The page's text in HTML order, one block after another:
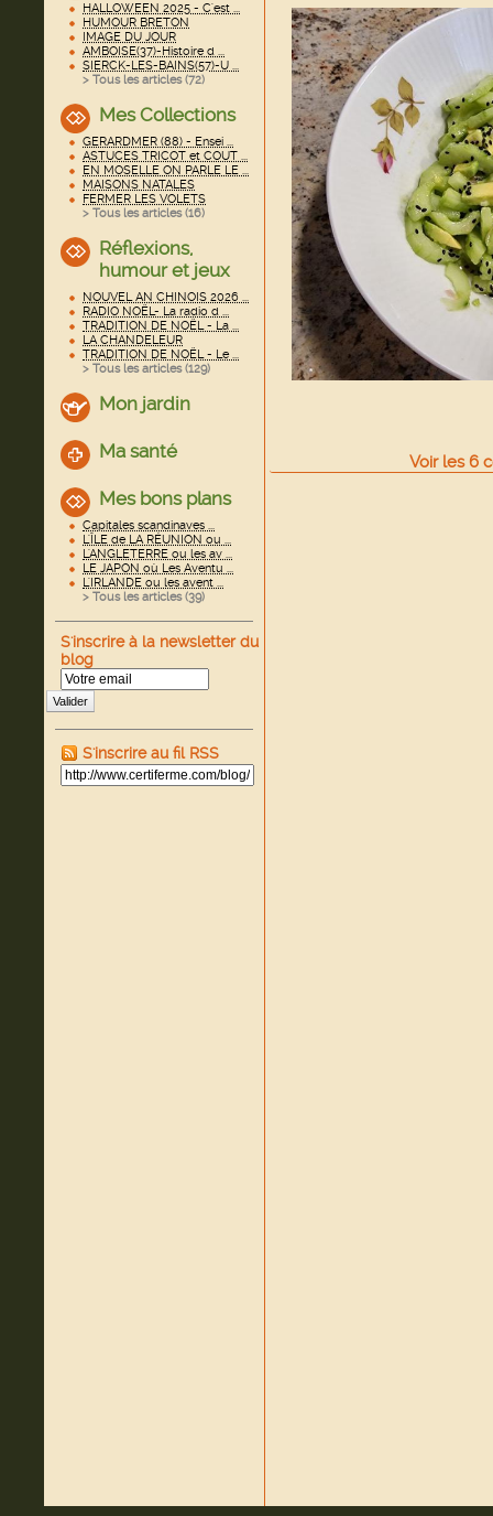
HALLOWEEN 2025 - C'est ...
HUMOUR BRETON
IMAGE DU JOUR
AMBOISE(37)-Histoire d ...
SIERCK-LES-BAINS(57)-U ...
> Tous les articles (72)
Mes Collections
GERARDMER (88) - Ensei ...
ASTUCES TRICOT et COUT ...
EN MOSELLE ON PARLE LE ...
MAISONS NATALES
FERMER LES VOLETS
> Tous les articles (16)
Réflexions,
humour et jeux
NOUVEL AN CHINOIS 2026 ...
RADIO NOËL- La radio d ...
TRADITION DE NOËL - La ...
LA CHANDELEUR
TRADITION DE NOËL - Le ...
> Tous les articles (129)
Mon jardin
Ma santé
Mes bons plans
Capitales scandinaves ...
L'ÎLE de LA RÉUNION ou ...
L'ANGLETERRE ou les av ...
LE JAPON où Les Aventu ...
L'IRLANDE ou les avent ...
> Tous les articles (39)
S'inscrire à la newsletter du
blog
Valider
S'inscrire au fil RSS
Voir les6